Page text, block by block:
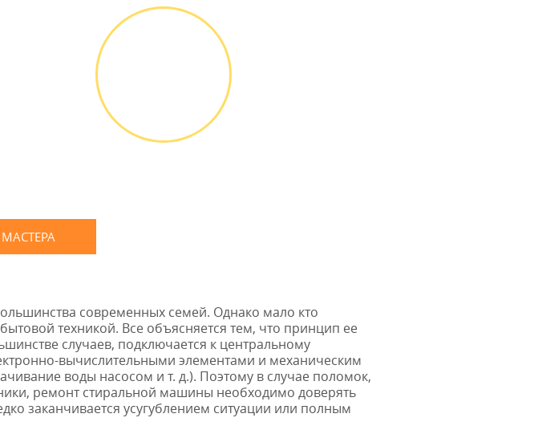
современных семей. Однако мало кто
техникой. Все объясняется тем, что принцип ее
случаев, подключается к центральному
вычислительными элементами и механическим
воды насосом и т. д.). Поэтому в случае поломок,
ремонт стиральной машины необходимо доверять
заканчивается усугублением ситуации или полным